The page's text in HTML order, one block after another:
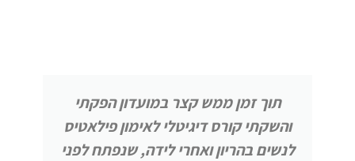
תוך זמן ממש קצר במועדון הפקתי
והשקתי קורס דיגיטלי לאימון פילאטיס
לנשים בהריון ואחרי לידה, שנפתח לפני